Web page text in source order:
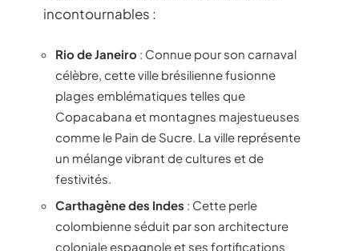
incontournables :
Rio de Janeiro : Connue pour son carnaval
célèbre, cette ville brésilienne fusionne
plages emblématiques telles que
Copacabana et montagnes majestueuses
comme le Pain de Sucre. La ville représente
un mélange vibrant de cultures et de
festivités.
Carthagène des Indes : Cette perle
colombienne séduit par son architecture
coloniale espagnole et ses fortifications